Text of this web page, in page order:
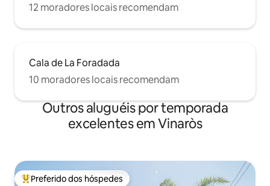
12 moradores locais recomendam
Cala de La Foradada
10 moradores locais recomendam
Outros aluguéis por temporada
excelentes em Vinaròs
Entre os melhores preferidos dos hóspedes
Preferido dos hóspedes